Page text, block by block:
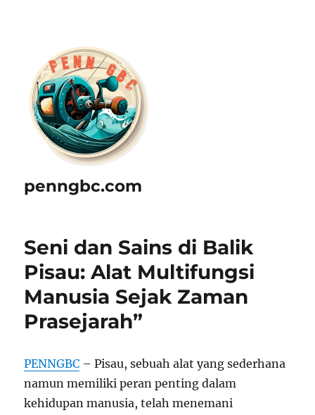
penngbc.com
Seni dan Sains di Balik
Pisau: Alat Multifungsi
Manusia Sejak Zaman
Prasejarah”
PENNGBC – Pisau, sebuah alat yang sederhana
namun memiliki peran penting dalam
kehidupan manusia, telah menemani